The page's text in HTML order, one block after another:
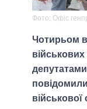
Фото: Офіс
Чотирьом
депутатами